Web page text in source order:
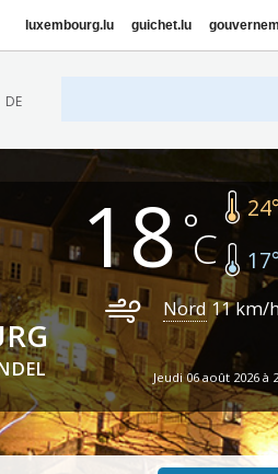
luxembourg.lu guichet.lu
DE
18 24
17
Nord 11km/
Jeudi 06 août 2026 à